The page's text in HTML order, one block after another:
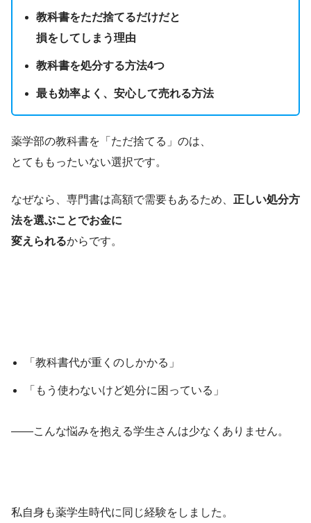
教科書をただ捨てるだけだと
損をしてしまう理由
教科書を処分する方法4つ
最も効率よく、安心して売れる方法
薬学部の教科書を「ただ捨てる」のは、
とてももったいない選択です。
なぜなら、専門書は高額で需要もあるため、 正しい処分方
法を選ぶことでお金に
変えられるからです。
「教科書代が重くのしかかる」
「もう使わないけど処分に困っている」
――こんな悩みを抱える学生さんは少なくありません。
私自身も薬学生時代に同じ経験をしました。